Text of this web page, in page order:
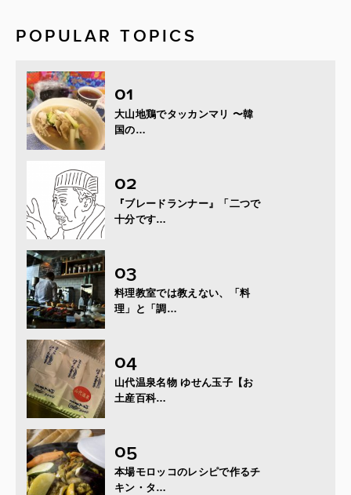
POPULAR TOPICS
大山地鶏でタッカンマリ 〜韓
国の…
『ブレードランナー』「二つで
十分です…
料理教室では教えない、「料
理」と「調…
山代温泉名物 ゆせん玉子【お
土産百科…
本場モロッコのレシピで作るチ
キン・タ…